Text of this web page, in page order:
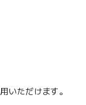
いただけます。